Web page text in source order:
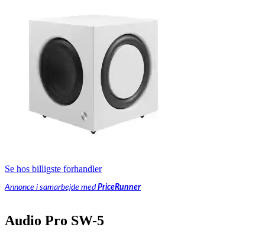
Se hos billigste forhandler
Annonce i samarbejde med PriceRunner
Audio Pro SW-5